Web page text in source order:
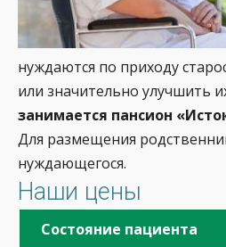
нуждаются по приходу
или значительно улучшить
занимается пансион
Для размещения
нуждающегося.
Наши цены
Состояние пациента